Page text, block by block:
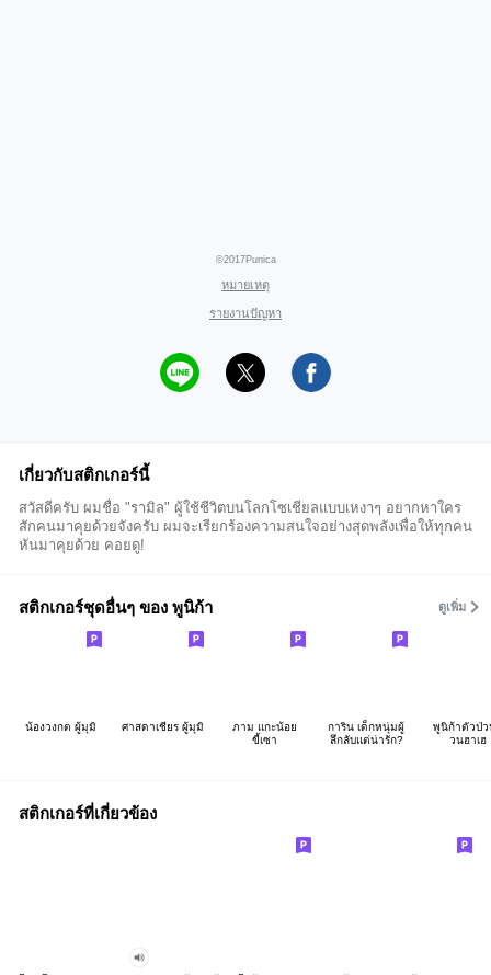
©2017Punica
หมายเหตุ
รายงานปัญหา
เกี่ยวกับสติกเกอร์นี้
สวัสดีครับ ผมชื่อ "รามิล" ผู้ใช้ชีวิตบนโลกโซเชียลแบบเหงาๆ อยากหาใคร
สักคนมาคุยด้วยจังครับ ผมจะเรียกร้องความสนใจอย่างสุดพลังเพื่อให้ทุกคน
หันมาคุยด้วย คอยดู!
สติกเกอร์ชุดอื่นๆ ของ พูนิก้า ดูเพิ่ม
น้องวงกต ผู้มุมิ ศาสดาเชียร ผู้มุมิ
ภาม แกะน้อย
ขี้เซา
การิน เด็กหนุ่มผู้
ลึกลับแต่น่ารัก?
พูนิก้าตัวป่ว
วนฮาเฮ
สติกเกอร์ที่เกี่ยวข้อง